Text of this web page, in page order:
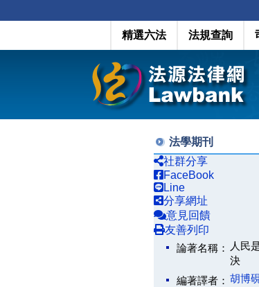
精選六法 法規查詢
法學期刊
社群分享
FaceBook
Line
分享網址
意見回饋
友善列印
論著名稱：
人民
決
編著譯者： 胡博